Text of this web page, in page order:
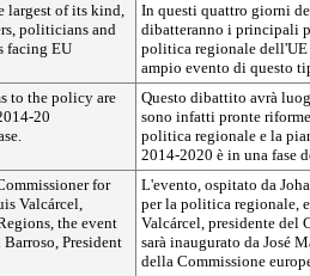
largest of its kind,
politicians and
facing EU
In questi quattro giorni
dibatteranno i principali
politica regionale
ampio evento di questo
to the policy are
20
Questo dibattito avrà
sono infatti pronte
politica regionale e la
2014-2020 è in una fase
for
Valcárcel,
the event
President
L'evento, ospitato da
per la politica regionale,
Valcárcel, presidente del
sarà inaugurato da José
della Commissione